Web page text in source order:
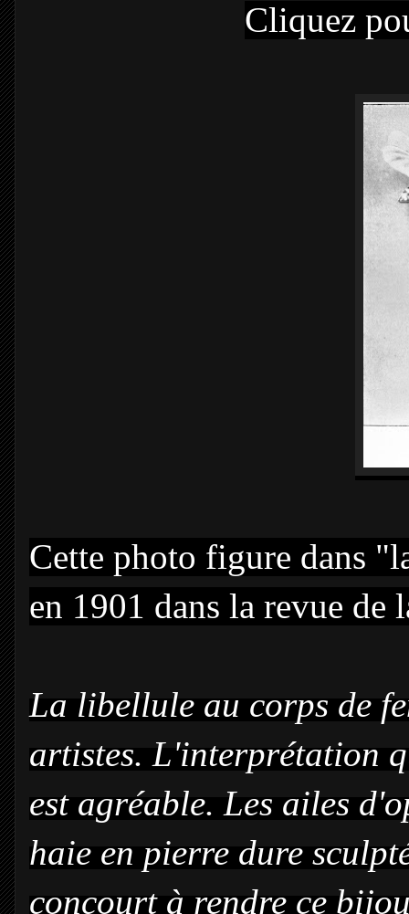
Cliquez
Cette photo figure dans
en 1901 dans la revue
La libellule au corps de
artistes. L'interprétation
est agréable. Les ailes
haie en pierre dure
concourt à rendre ce